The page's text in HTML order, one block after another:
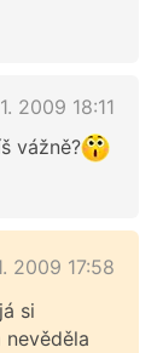
2009 18:11
vážně?
2009 17:58
si